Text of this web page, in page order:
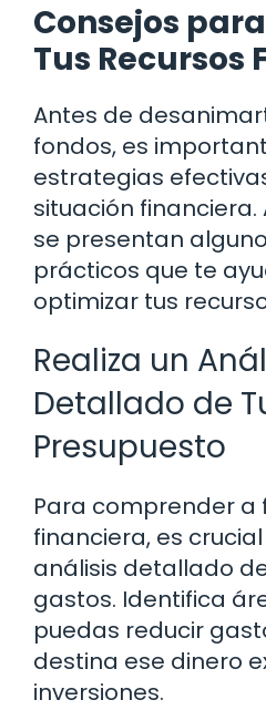
Consejos
Tus Recursos
Antes de
fondos, es
estrategias
situación financiera.
se presentan
prácticos que te
optimizar tus
Realiza un
Detallado de
Presupuesto
Para comprender a
financiera, es
análisis detallado
gastos. Identifica
puedas reducir
destina ese dinero
inversiones.